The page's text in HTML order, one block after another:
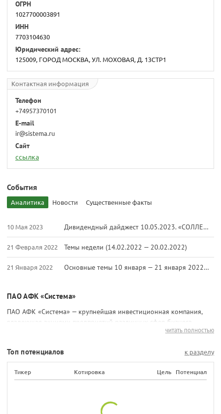
ОГРН
1027700003891
ИНН
7703104630
Юридический адрес:
125009, ГОРОД МОСКВА, УЛ. МОХОВАЯ, Д. 13СТР1
Контактная информация
Телефон
+74957370101
E-mail
ir@sistema.ru
Сайт
ссылка
События
Аналитика Новости Существенные факты
10 Мая 2023 Дивидендный дайджест 10.05.2023. «СОЛЛЕРС» и «Россети»
21 Февраля 2022 Темы недели (14.02.2022 — 20.02.2022)
21 Января 2022 Основные темы 10 января — 21 января 2022 года
ПАО АФК «Система»
ПАО АФК «Система» — крупнейшая инвестиционная компания,
владеющая акциями предприятий различных сфер бизнеса
(телекоммуникации, отели, научно-исследовательская
Финансовая группа активно вкладывает средства в действующие
и новые активы. Она владеет ПАО «МТС», является крупным
акционером «Детского мира». Основной вид деятельности —
читать полностью
Топ потенциалов к разделу
Тикер Котировка Цель Потенциал